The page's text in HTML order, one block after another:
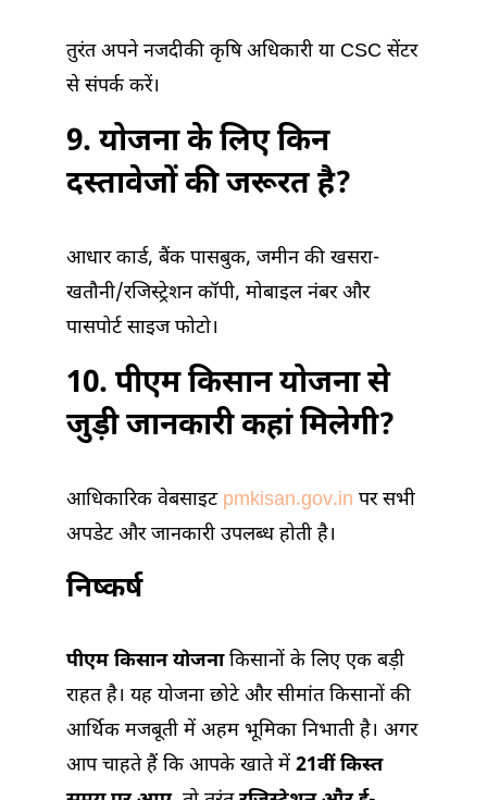
तुरंत अपने नजदीकी कृषि अधिकारी या CSC सेंटर
से संपर्क करें।
9. योजना के लिए किन
दस्तावेजों की जरूरत है?
आधार कार्ड, बैंक पासबुक, जमीन की खसरा-
खतौनी/रजिस्ट्रेशन कॉपी, मोबाइल नंबर और
पासपोर्ट साइज फोटो।
10. पीएम किसान योजना से
जुड़ी जानकारी कहां मिलेगी?
आधिकारिक वेबसाइट pmkisan.gov.in पर सभी
अपडेट और जानकारी उपलब्ध होती है।
निष्कर्ष
पीएम किसान योजनाकिसानों के लिए एक बड़ी
राहत है। यह योजना छोटे और सीमांत किसानों की
आर्थिक मजबूती में अहम भूमिका निभाती है। अगर
आप चाहते हैं कि आपके खाते में 21वीं किस्त